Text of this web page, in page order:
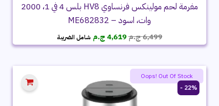
مفرمة لحم مولينكس فرنساوي HV8 بلس 4 في 1، 2000
وات، اسود – ME682832
6,499ج.مالسعر
الأصلي
6,499 ج.م.
4,619 ج.م السعر
الحالي
4,619 ج.م.
شامل الضريبة
22% -
Oops! Out Of Stock